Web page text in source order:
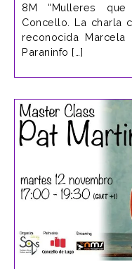
8M “Mulleres que
Concello. La charla
reconocida
Paraninfo […]